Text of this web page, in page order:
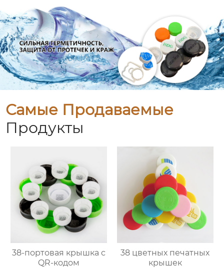
Самые Продаваемые
Продукты
38-портовая крышка с
QR-кодом
38 цветных печатных
крышек